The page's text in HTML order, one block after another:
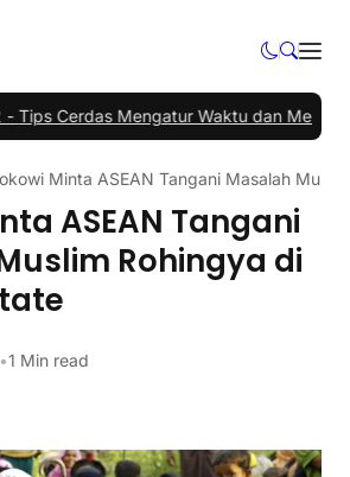
Cerdas Mengatur Waktu dan
Minta ASEAN Tangani Masalah
ASEAN Tangani
Rohingya di
•1 Min read